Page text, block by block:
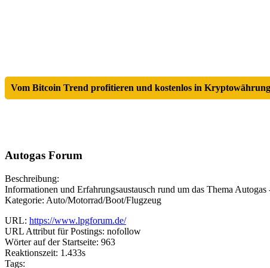
Vom Bitcoin Trend profitieren und kostenlos in
Autogas Forum
Beschreibung:
Informationen und Erfahrungsaustausch rund um das Thema Autogas
Kategorie: Auto/Motorrad/Boot/Flugzeug
URL: https://www.lpgforum.de/
URL Attribut für Postings: nofollow
Wörter auf der Startseite: 963
Reaktionszeit: 1.433s
Tags: